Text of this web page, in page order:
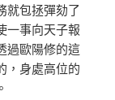
就包拯彈劾了
一事向天子報
過歐陽修的這
，身處高位的